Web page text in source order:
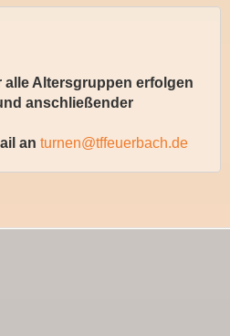
Altersgruppen erfolgen
anschließender
an turnen@tffeuerbach.de